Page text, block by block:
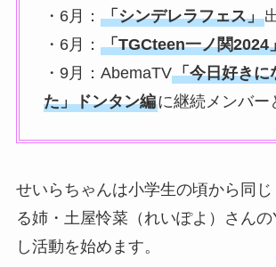
・6月： 「シンデレラフェス」
・6月： 「TGCteen一ノ関2024
・9月：AbemaTV「今日好きに
た」ドンタン編に継続メンバー
せいらちゃんは小学生の頃から同
る姉・土屋怜菜（れいぽよ）さんの
し活動を始めます。